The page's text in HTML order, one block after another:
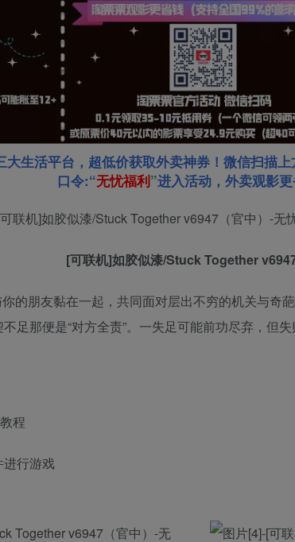
大生活平台，超低价获取外卖神券！微信扫描
口令:“无忧福利”进入活动，外卖观影更
[可联机]如胶似漆/Stuck Together v6947
的朋友黏在一起，共同面对层出不穷的机关与奇
足那便是“对方全责”。一失足可能前功尽弃，但
程
进行游戏